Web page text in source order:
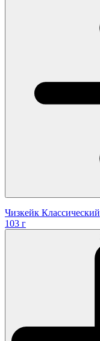
Чизкейк Классический
103 г